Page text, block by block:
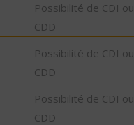
Possibilité de CDI ou
CDD
Possibilité de CDI ou
CDD
Possibilité de CDI ou
CDD